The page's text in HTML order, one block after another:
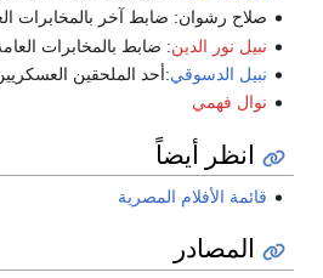
صلاح رشوان: ضابط آخر بالمخابرات
نبيل نور الدين: ضابط بالمخابرات
نبيل الدسوقي:أحد الملحقين
نوال فهمي
انظر أيضاً
قائمة الأفلام المصرية
المصادر